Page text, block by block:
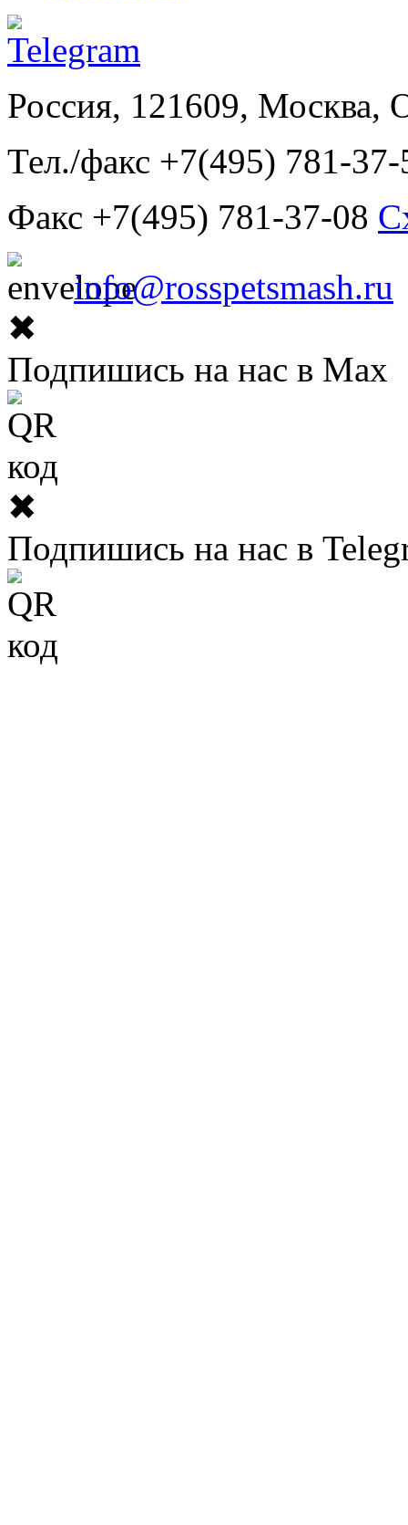
Россия, 121609, Москва,
Тел./факс +7(495) 781-37-
Факс +7(495) 781-37-08
info@rosspetsmash.ru
✖
Подпишись на нас в Max
✖
Подпишись на нас в